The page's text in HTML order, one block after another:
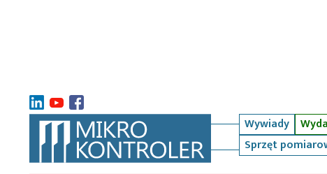
Wywiady
Sprzęt